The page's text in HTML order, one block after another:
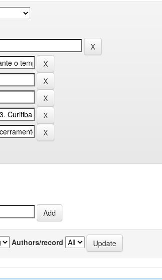
Authors/record